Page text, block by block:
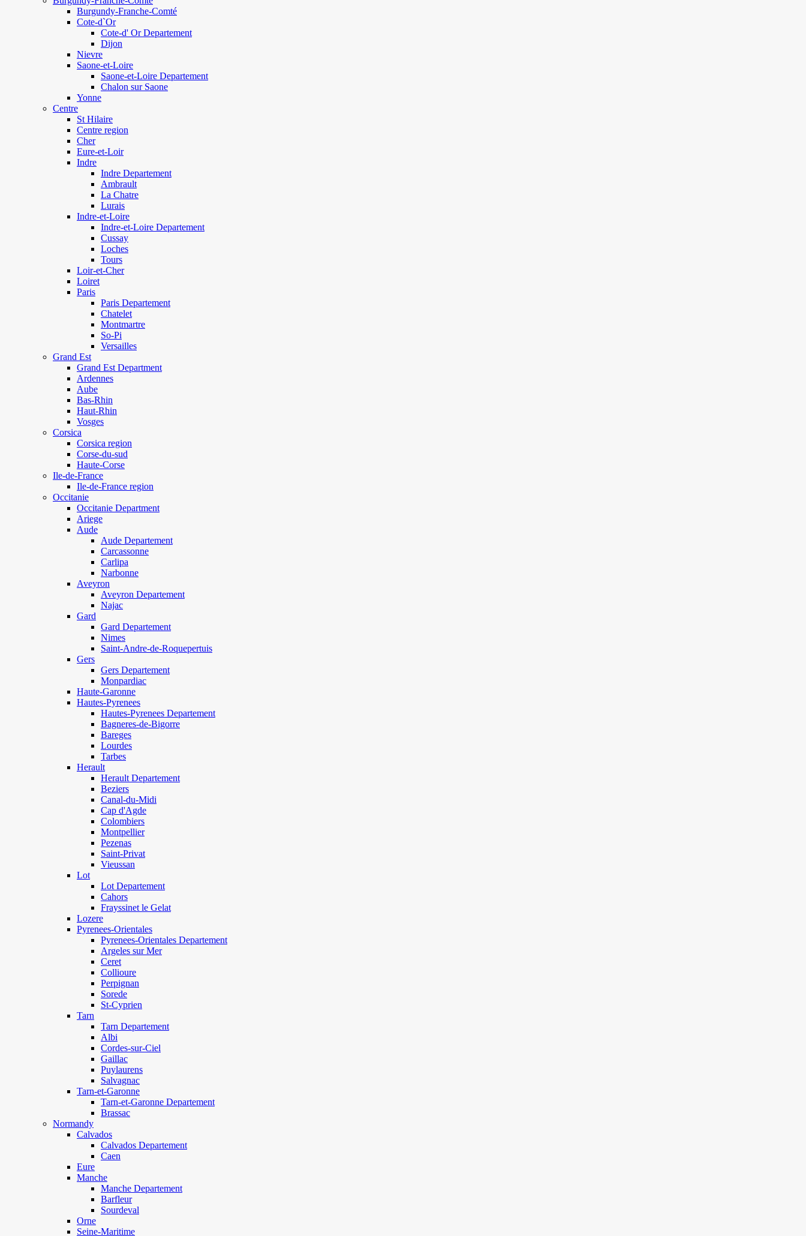
Burgundy-Franche-Comté
Cote-d`Or
Cote-d' Or Departement
Dijon
Nievre
Saone-et-Loire
Saone-et-Loire Departement
Chalon sur Saone
Yonne
Centre
St Hilaire
Centre region
Cher
Eure-et-Loir
Indre
Indre Departement
Ambrault
La Chatre
Lurais
Indre-et-Loire
Indre-et-Loire Departement
Cussay
Loches
Tours
Loir-et-Cher
Loiret
Paris
Paris Departement
Chatelet
Montmartre
So-Pi
Versailles
Grand Est
Grand Est Department
Ardennes
Aube
Bas-Rhin
Haut-Rhin
Vosges
Corsica
Corsica region
Corse-du-sud
Haute-Corse
Ile-de-France
Ile-de-France region
Occitanie
Occitanie Department
Ariege
Aude
Aude Departement
Carcassonne
Carlipa
Narbonne
Aveyron
Aveyron Departement
Najac
Gard
Gard Departement
Nimes
Saint-Andre-de-Roquepertuis
Gers
Gers Departement
Monpardiac
Haute-Garonne
Hautes-Pyrenees
Hautes-Pyrenees Departement
Bagneres-de-Bigorre
Bareges
Lourdes
Tarbes
Herault
Herault Departement
Beziers
Canal-du-Midi
Cap d'Agde
Colombiers
Montpellier
Pezenas
Saint-Privat
Vieussan
Lot
Lot Departement
Cahors
Frayssinet le Gelat
Lozere
Pyrenees-Orientales
Pyrenees-Orientales Departement
Argeles sur Mer
Ceret
Collioure
Perpignan
Sorede
St-Cyprien
Tarn
Tarn Departement
Albi
Cordes-sur-Ciel
Gaillac
Puylaurens
Salvagnac
Tarn-et-Garonne
Tarn-et-Garonne Departement
Brassac
Normandy
Calvados
Calvados Departement
Caen
Eure
Manche
Manche Departement
Barfleur
Sourdeval
Orne
Seine-Maritime